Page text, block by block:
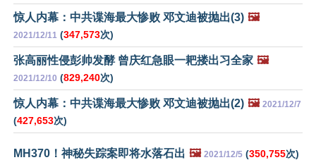
惊人内幕：中共谍海最大惨败 邓文迪被抛出(3) 🖼️
2021/12/11 (347,573次)
张高丽性侵彭帅发酵 曾庆红急眼一耙搂出习全家 🖼️
2021/12/10 (829,240次)
惊人内幕：中共谍海最大惨败 邓文迪被抛出(2) 🖼️ 2021/12/7
(427,653次)
MH370！神秘失踪案即将水落石出 🖼️ 2021/12/5 (350,755次)